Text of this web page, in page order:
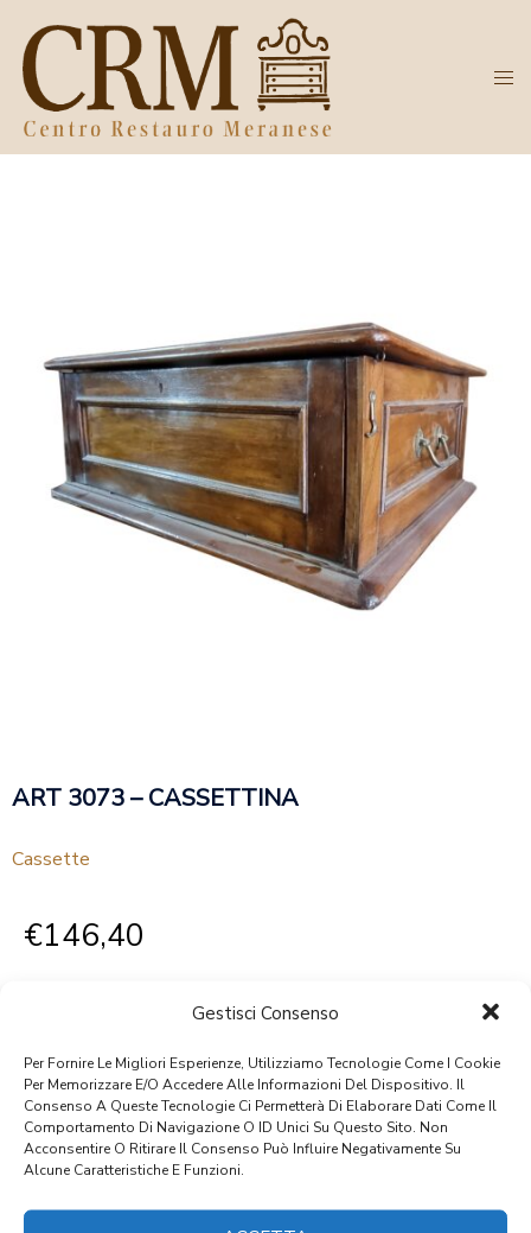
Gestisci Consenso
Per Fornire Le Migliori Esperienze, Utilizziamo Tecnologie Come I Cookie
Per Memorizzare E/o Accedere Alle Informazioni Del Dispositivo. Il
Consenso A Queste Tecnologie Ci Permetterà Di Elaborare Dati Come Il
Comportamento Di Navigazione O ID Unici Su Questo Sito. Non
Acconsentire O Ritirare Il Consenso Può Influire Negativamente Su
Alcune Caratteristiche E Funzioni.
ART 3073 – CASSETTINA
Cassette
€146,40
Restauro non compreso
Richiedi Info